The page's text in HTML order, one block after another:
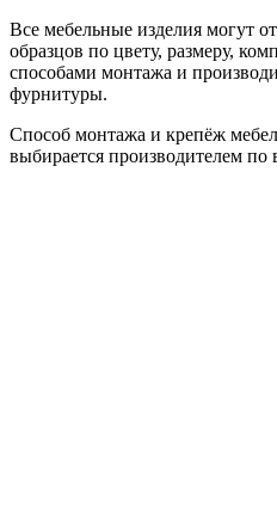
Все мебельные изделия могут
образцов по цвету, размеру,
способами монтажа и
фурнитуры.
Способ монтажа и крепёж
выбирается производителем